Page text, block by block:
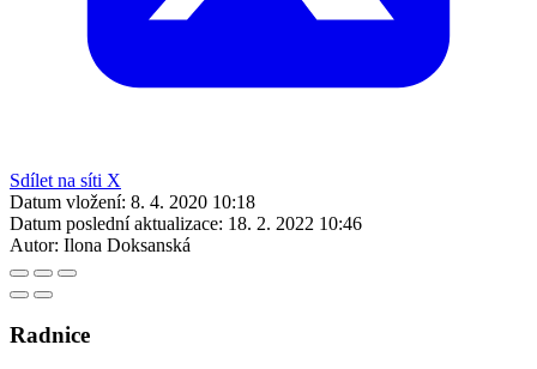
Sdílet na síti X
Datum vložení: 8. 4. 2020 10:18
Datum poslední aktualizace: 18. 2. 2022 10:46
Autor: Ilona Doksanská
Radnice